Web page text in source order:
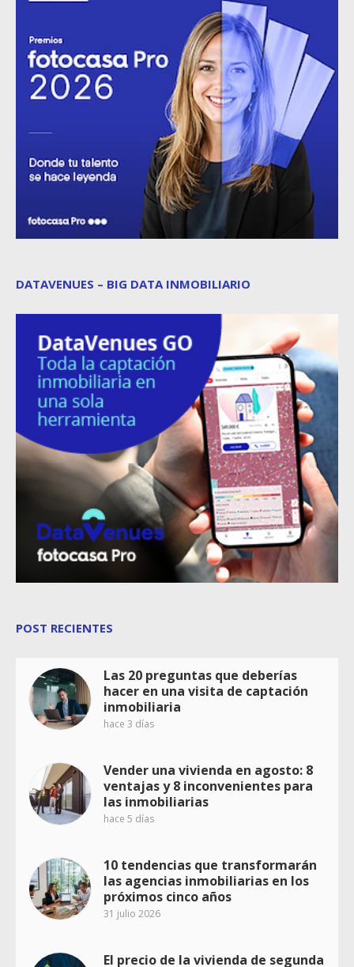
DATAVENUES – BIG DATA INMOBILIARIO
POST RECIENTES
Las 20 preguntas que deberías
hacer en una visita de captación
inmobiliaria
hace 3 días
Vender una vivienda en agosto: 8
ventajas y 8 inconvenientes para
las inmobiliarias
hace 5 días
10 tendencias que transformarán
las agencias inmobiliarias en los
próximos cinco años
31 julio 2026
El precio de la vivienda de segunda